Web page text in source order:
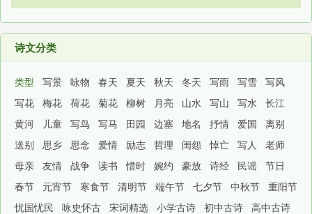
诗文分类
类型 写景 咏物 春天 夏天 秋天 冬天 写雨 写雪
写风
写花
梅花 荷花 菊花 柳树 月亮 山水 写山 写水
长江
黄河
儿童 写鸟 写马 田园 边塞 地名 抒情 爱国
离别
送别
思乡 思念 爱情 励志 哲理 闺怨 悼亡 写人
老师
母亲
友情 战争 读书 惜时 婉约 豪放 诗经 民谣
节日
春节
元宵节 寒食节 清明节 端午节 七夕节 中秋节
重阳节
忧国忧民
咏史怀古 宋词精选 小学古诗 初中古诗
高中古诗